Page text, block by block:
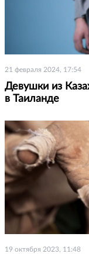
21 февраля 2024, 17:54
Девушки из
в Таиланде
19 октября 2023, 11:48